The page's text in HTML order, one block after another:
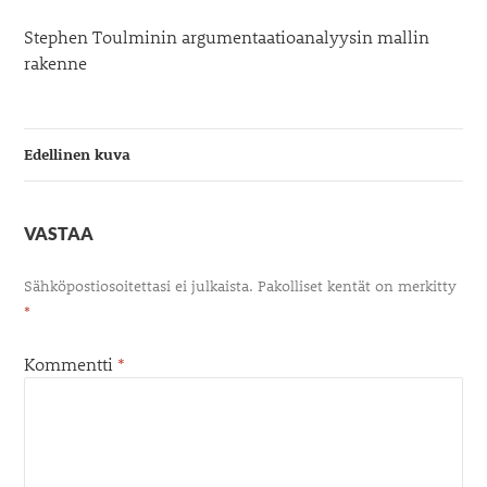
Stephen Toulminin argumentaatioanalyysin mallin
rakenne
Edellinen kuva
VASTAA
Sähköpostiosoitettasi ei julkaista. Pakolliset kentät on merkitty
*
Kommentti *